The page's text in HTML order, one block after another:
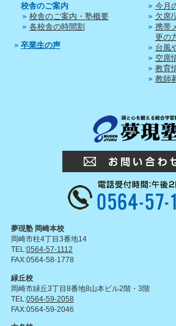
校舎のご案内
校舎のご案内・塾概要
各校舎の時間割
卒業生の声
今月
欠席/
携帯
更の
台風
空席
教育
教師
夢現塾 岡崎本校
岡崎市柱4丁目3番地14
TEL:0564-57-1112
FAX:0564-58-1778
緑丘校
岡崎市緑丘3丁目8番地8山本ビル2階・3階
TEL:0564-59-2058
FAX:0564-59-2046